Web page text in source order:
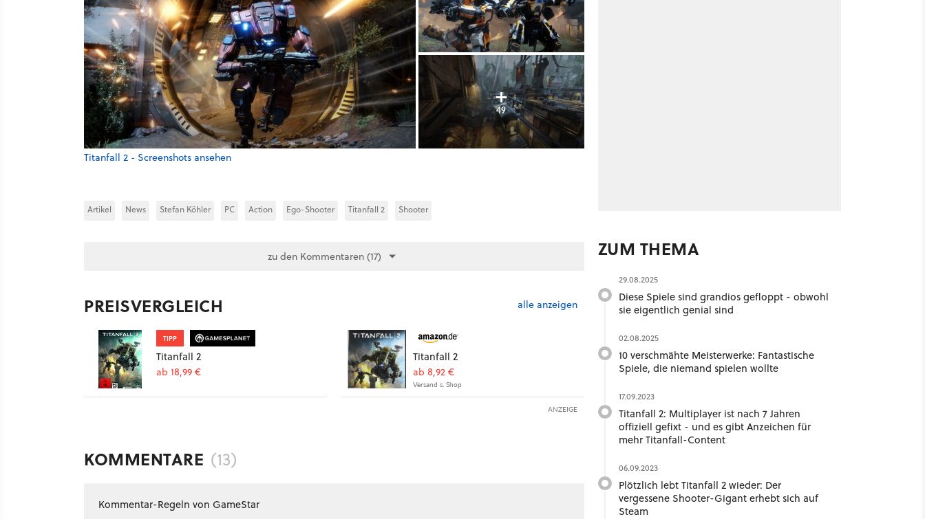
49
Titanfall 2 - Screenshots ansehen
Artikel News Stefan Köhler PC Action Ego-Shooter Titanfall 2 Shooter
zu den Kommentaren (17)
PREISVERGLEICH alle anzeigen
TIPP
Titanfall 2
ab 18,99 €
Titanfall 2
ab 8,92 €
Versand s. Shop
ANZEIGE
KOMMENTARE (13)
Kommentar-Regeln von GameStar
ZUM THEMA
29.08.2025
Diese Spiele sind grandios gefloppt - obwohl
sie eigentlich genial sind
02.08.2025
10 verschmähte Meisterwerke: Fantastische
Spiele, die niemand spielen wollte
17.09.2023
Titanfall 2: Multiplayer ist nach 7 Jahren
offiziell gefixt - und es gibt Anzeichen für
mehr Titanfall-Content
06.09.2023
Plötzlich lebt Titanfall 2 wieder: Der
vergessene Shooter-Gigant erhebt sich auf
Steam